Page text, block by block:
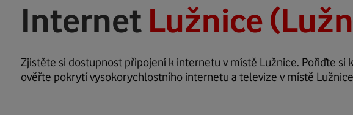
Internet Lužnice
Zjistěte si dostupnost připojení k internetu v místě Lužnice. Pořiďte si
ověřte pokrytí vysokorychlostního internetu a televize v místě